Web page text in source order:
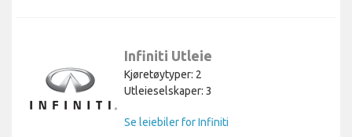
Infiniti Utleie
Kjøretøytyper: 2
Utleieselskaper: 3
Se leiebiler for Infiniti